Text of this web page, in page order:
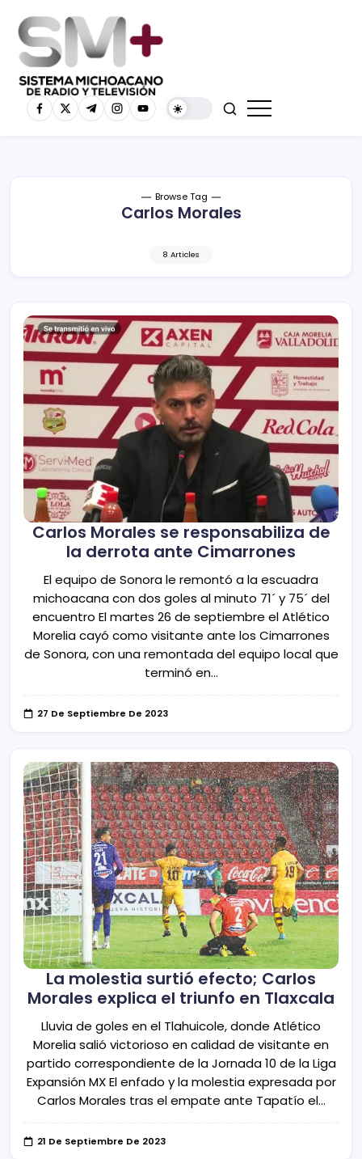
Browse Tag
Carlos Morales
8 Articles
Carlos Morales se responsabiliza de
la derrota ante Cimarrones
El equipo de Sonora le remontó a la escuadra
michoacana con dos goles al minuto 71´ y 75´ del
encuentro El martes 26 de septiembre el Atlético
Morelia cayó como visitante ante los Cimarrones
de Sonora, con una remontada del equipo local que
terminó en…
27 De Septiembre De 2023
La molestia surtió efecto; Carlos
Morales explica el triunfo en Tlaxcala
Lluvia de goles en el Tlahuicole, donde Atlético
Morelia salió victorioso en calidad de visitante en
partido correspondiente de la Jornada 10 de la Liga
Expansión MX El enfado y la molestia expresada por
Carlos Morales tras el empate ante Tapatío el…
21 De Septiembre De 2023